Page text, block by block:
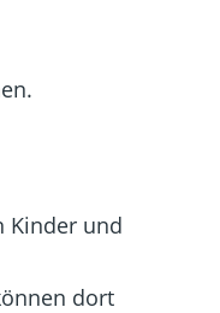
Kinder und
dort